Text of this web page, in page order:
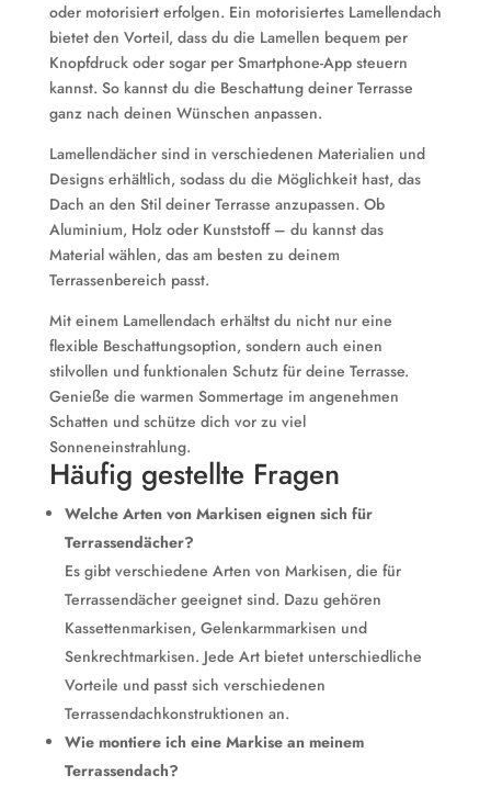
oder motorisiert erfolgen. Ein motorisiertes Lamellendach
bietet den Vorteil, dass du die Lamellen bequem per
Knopfdruck oder sogar per Smartphone-App steuern
kannst. So kannst du die Beschattung deiner Terrasse
ganz nach deinen Wünschen anpassen.
Lamellendächer sind in verschiedenen Materialien und
Designs erhältlich, sodass du die Möglichkeit hast, das
Dach an den Stil deiner Terrasse anzupassen. Ob
Aluminium, Holz oder Kunststoff – du kannst das
Material wählen, das am besten zu deinem
Terrassenbereich passt.
Mit einem Lamellendach erhältst du nicht nur eine
flexible Beschattungsoption, sondern auch einen
stilvollen und funktionalen Schutz für deine Terrasse.
Genieße die warmen Sommertage im angenehmen
Schatten und schütze dich vor zu viel
Sonneneinstrahlung.
Häufig gestellte Fragen
Welche Arten von Markisen eignen sich für
Terrassendächer?
Es gibt verschiedene Arten von Markisen, die für
Terrassendächer geeignet sind. Dazu gehören
Kassettenmarkisen, Gelenkarmmarkisen und
Senkrechtmarkisen. Jede Art bietet unterschiedliche
Vorteile und passt sich verschiedenen
Terrassendachkonstruktionen an.
Wie montiere ich eine Markise an meinem
Terrassendach?